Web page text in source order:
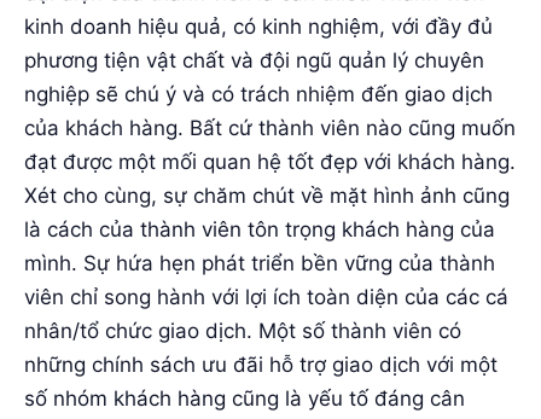
kinh doanh hiệu quả, có kinh nghiệm, với đầy đủ
phương tiện vật chất và đội ngũ quản lý chuyên
nghiệp sẽ chú ý và có trách nhiệm đến giao dịch
của khách hàng. Bất cứ thành viên nào cũng muốn
đạt được một mối quan hệ tốt đẹp với khách hàng.
Xét cho cùng, sự chăm chút về mặt hình ảnh cũng
là cách của thành viên tôn trọng khách hàng của
mình. Sự hứa hẹn phát triển bền vững của thành
viên chỉ song hành với lợi ích toàn diện của các cá
nhân/tổ chức giao dịch. Một số thành viên có
những chính sách ưu đãi hỗ trợ giao dịch với một
số nhóm khách hàng cũng là yếu tố đáng cân